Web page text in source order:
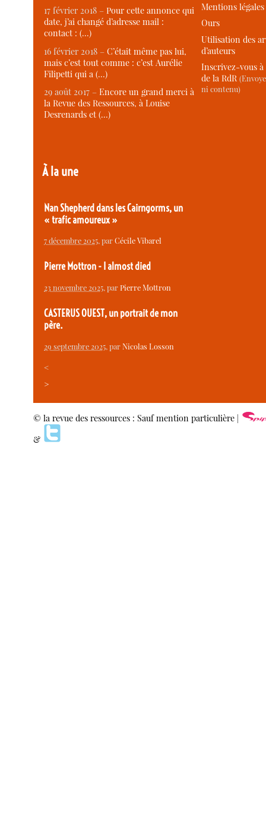
17 février 2018 –Pour cette annonce qui
date, j’ai changé d’adresse mail :
contact : (…)
16 février 2018 –C’était même pas lui,
mais c’est tout comme : c’est Aurélie
Filipetti qui a (…)
29 août 2017 –Encore un grand merci à
la Revue des Ressources, à Louise
Desrenards et (…)
À la une
Nan Shepherd dans les Cairngorms, un
« trafic amoureux »
7 décembre 2025, parCécile Vibarel
Pierre Mottron - I almost died
23 novembre 2025, parPierre Mottron
CASTERUS OUEST, un portrait de mon
père.
29 septembre 2025, parNicolas Losson
<
>
Mentions légales
Ours
Utilisation des
d’auteurs
Inscrivez-vous
de la RdR
ni contenu)
© la revue des ressources : Sauf mention particulière |
&